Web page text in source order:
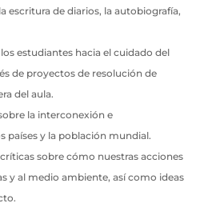
escritura de diarios, la autobiografía,
estudiantes hacia el cuidado del
de proyectos de resolución de
del aula.
la interconexión e
países y la población mundial.
sobre cómo nuestras acciones
y al medio ambiente, así como ideas